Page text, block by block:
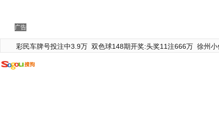
广告
彩民车牌号投注中3.9万 双色球148期开奖:头奖11注666万 徐州